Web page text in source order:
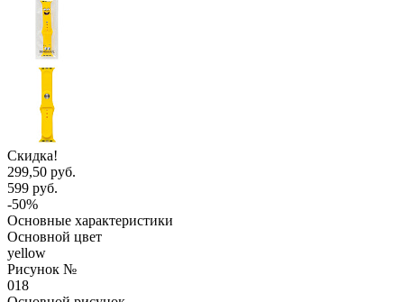
Скидка!
299,50 руб.
599 руб.
-50%
Основные характеристики
Основной цвет
yellow
Рисунок №
018